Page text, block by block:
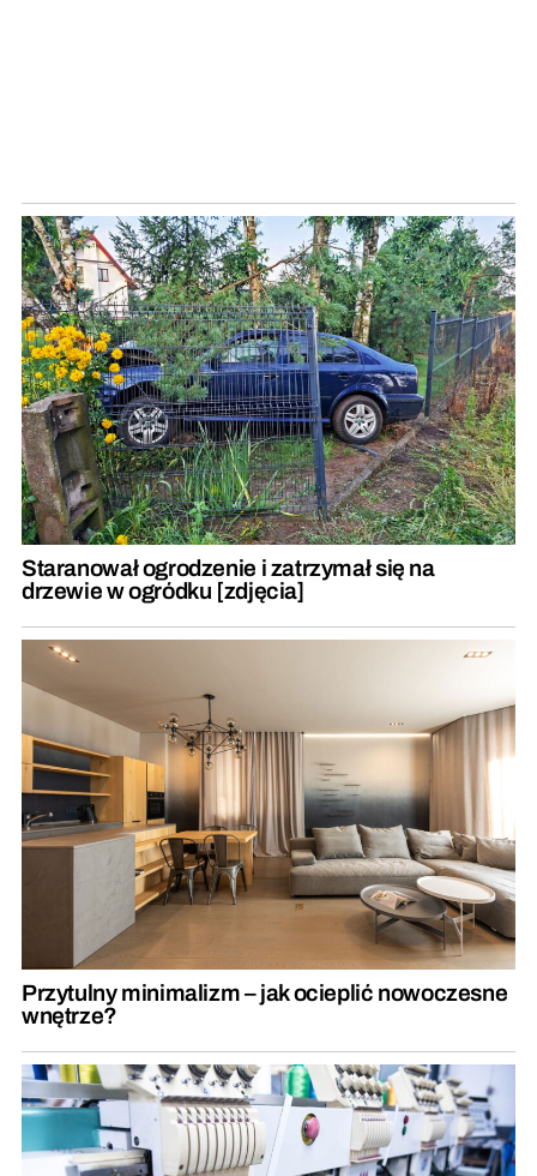
Staranował ogrodzenie i zatrzymał się na
drzewie w ogródku [zdjęcia]
Przytulny minimalizm – jak ocieplić nowoczesne
wnętrze?